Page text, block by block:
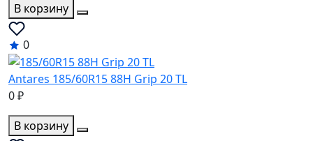
В корзину
0
Antares 185/60R15 88H Grip 20 TL
0 ₽
В корзину